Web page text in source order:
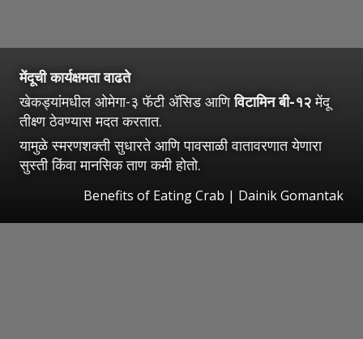
मेंदूची कार्यक्षमता वाढते
खेकड्यांमधील ओमेगा-३ फॅटी अ‍ॅसिड आणिविटामिन बी-१२मेंदू
तीक्ष्ण ठेवण्यास मदत करतात.
यामुळे स्मरणशक्ती सुधारते आणि पावसाळी वातावरणात येणारा
सुस्ती किंवा मानसिक ताण कमी होतो.
Benefits of Eating Crab | Dainik Gomantak